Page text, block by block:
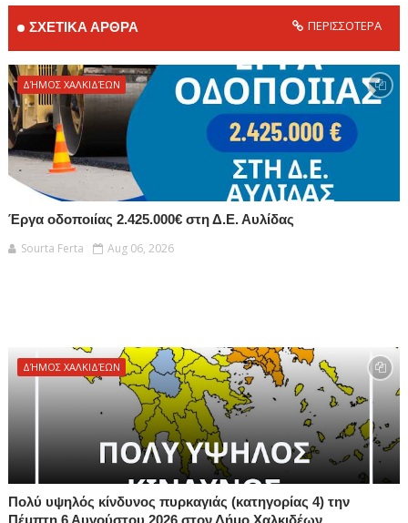
ΣΧΕΤΙΚΑ ΑΡΘΡΑ ΠΕΡΙΣΣΟΤΕΡΑ
ΔΉΜΟΣ ΧΑΛΚΙΔΈΩΝ
Έργα οδοποιίας 2.425.000€ στη Δ.Ε. Αυλίδας
Sourta Ferta
Aug 06, 2026
ΔΉΜΟΣ ΧΑΛΚΙΔΈΩΝ
Πολύ υψηλός κίνδυνος πυρκαγιάς (κατηγορίας 4) την
Πέμπτη 6 Αυγούστου 2026 στον Δήμο Χαλκιδέων